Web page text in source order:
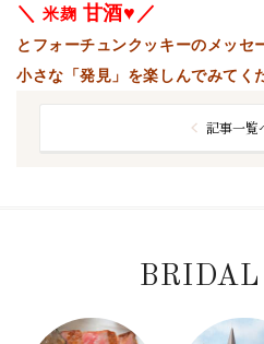
＼米麹 甘酒♥ ／
とフォーチュンクッキーのメッセ
小さな「発見」を楽しんでみてく
記事一覧